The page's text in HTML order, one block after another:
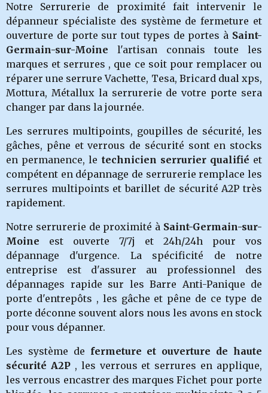
Notre Serrurerie de proximité fait intervenir le
dépanneur spécialiste des système de fermeture et
ouverture de porte sur tout types de portes à Saint-
Germain-sur-Moine
l'artisan connais toute les
marques et serrures , que ce soit pour remplacer ou
réparer une serrure Vachette, Tesa, Bricard dual xps,
Mottura, Métallux la serrurerie de votre porte sera
changer par dans la journée.
Les serrures multipoints, goupilles de sécurité, les
gâches, pêne et verrous de sécurité sont en stocks
en permanence, le technicien serrurier qualifié et
compétent en dépannage de serrurerie remplace les
serrures multipoints et barillet de sécurité A2P très
rapidement.
Notre serrurerie de proximité à Saint-Germain-sur-
Moine
est ouverte 7/7j et 24h/24h pour vos
dépannage d'urgence. La spécificité de notre
entreprise est d'assurer au professionnel des
dépannages rapide sur les Barre Anti-Panique de
porte d'entrepôts , les gâche et pêne de ce type de
porte déconne souvent alors nous les avons en stock
pour vous dépanner.
Les système de fermeture et ouverture de haute
sécurité A2P, les verrous et serrures en applique,
les verrous encastrer des marques Fichet pour porte